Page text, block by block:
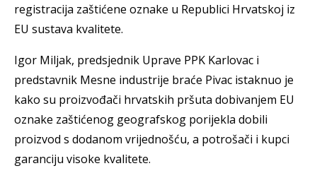
registracija zaštićene oznake u Republici Hrvatskoj iz
EU sustava kvalitete.
Igor Miljak, predsjednik Uprave PPK Karlovac i
predstavnik Mesne industrije braće Pivac istaknuo je
kako su proizvođači hrvatskih pršuta dobivanjem EU
oznake zaštićenog geografskog porijekla dobili
proizvod s dodanom vrijednošću, a potrošači i kupci
garanciju visoke kvalitete.